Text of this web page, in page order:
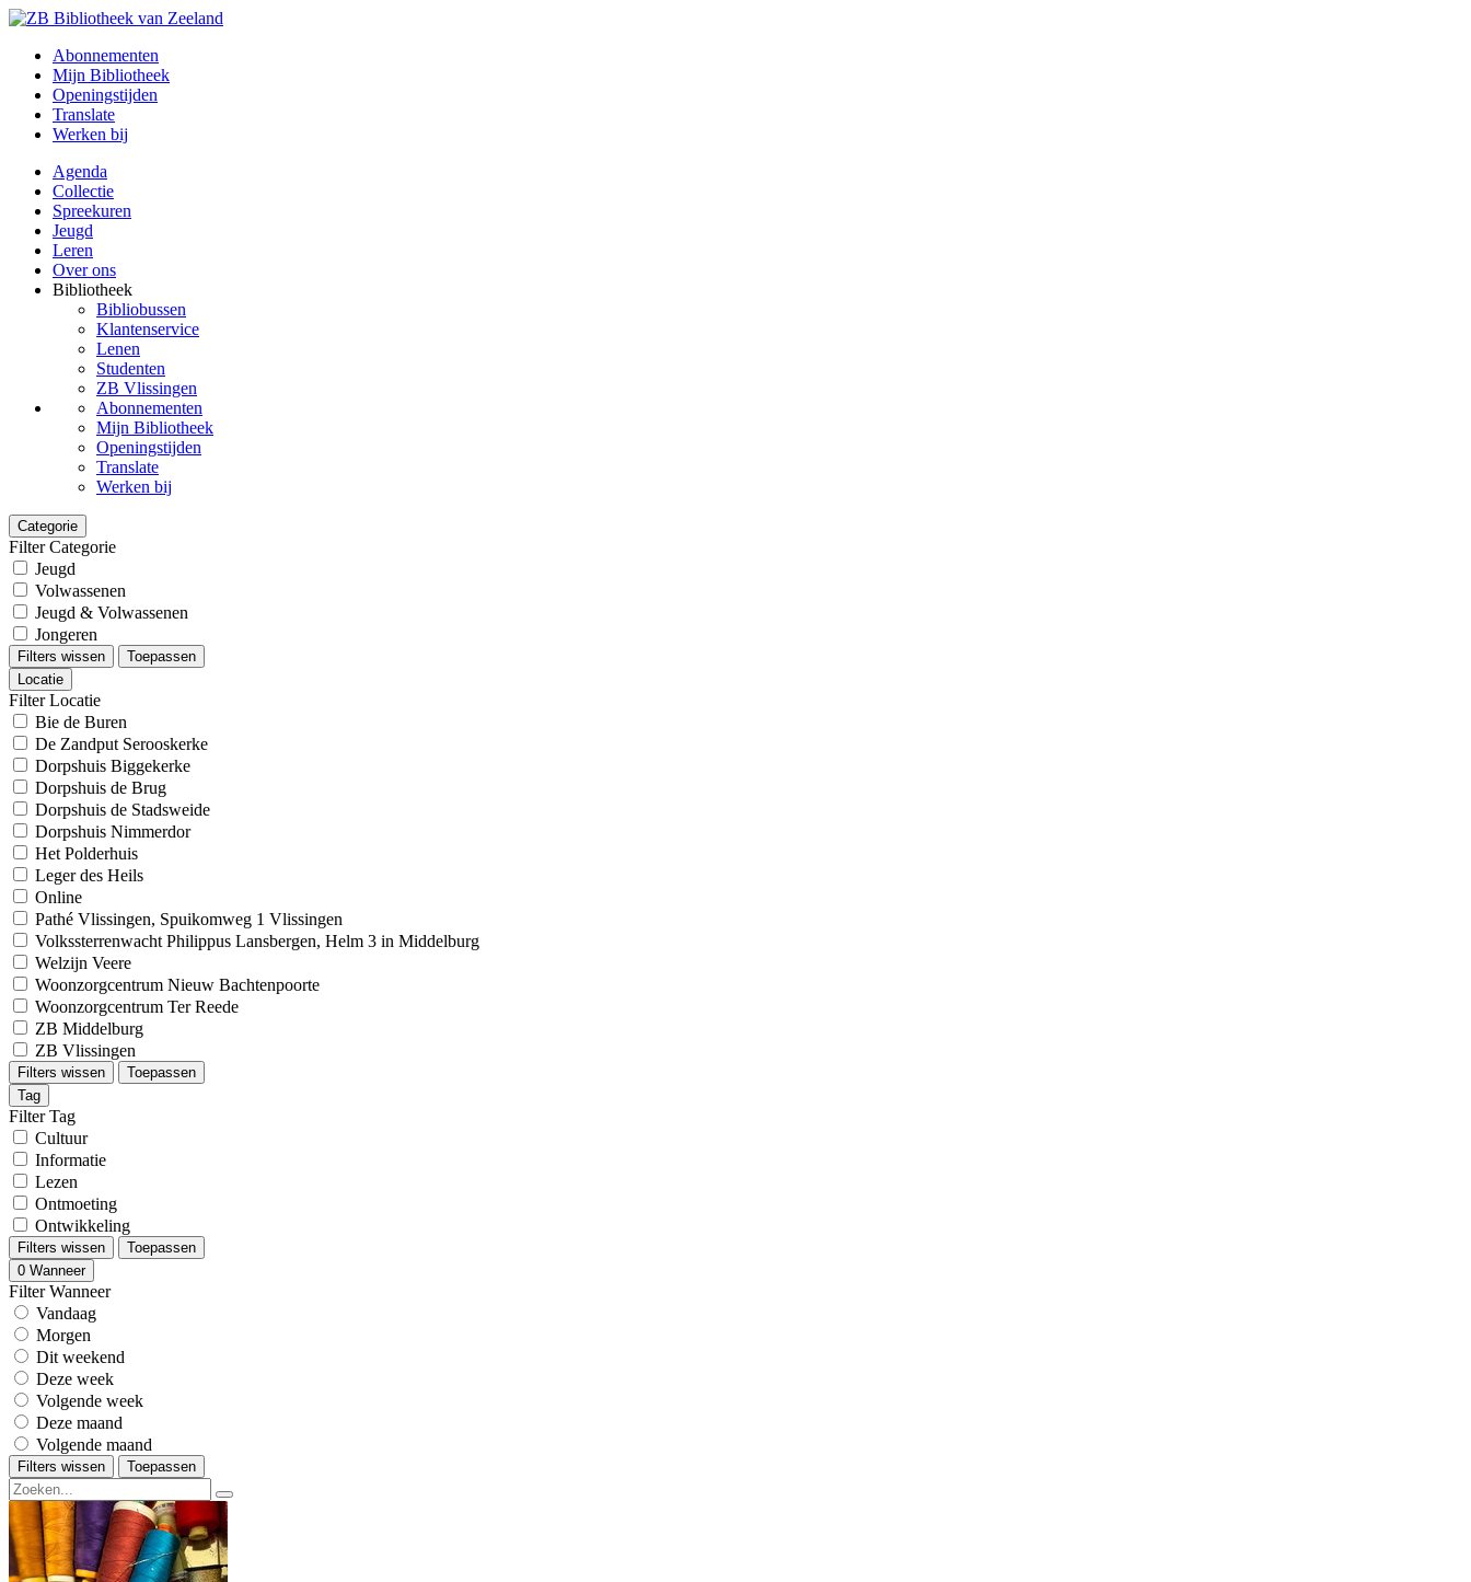
Abonnementen
Mijn Bibliotheek
Openingstijden
Translate
Werken bij
Agenda
Collectie
Spreekuren
Jeugd
Leren
Over ons
Bibliotheek
Bibliobussen
Klantenservice
Lenen
Studenten
ZB Vlissingen
Abonnementen
Mijn Bibliotheek
Openingstijden
Translate
Werken bij
Categorie
Filter Categorie
Jeugd
Volwassenen
Jeugd & Volwassenen
Jongeren
Filters wissen
Toepassen
Locatie
Filter Locatie
Bie de Buren
De Zandput Serooskerke
Dorpshuis Biggekerke
Dorpshuis de Brug
Dorpshuis de Stadsweide
Dorpshuis Nimmerdor
Het Polderhuis
Leger des Heils
Online
Pathé Vlissingen, Spuikomweg 1 Vlissingen
Volkssterrenwacht Philippus Lansbergen, Helm 3 in Middelburg
Welzijn Veere
Woonzorgcentrum Nieuw Bachtenpoorte
Woonzorgcentrum Ter Reede
ZB Middelburg
ZB Vlissingen
Filters wissen
Toepassen
Tag
Filter Tag
Cultuur
Informatie
Lezen
Ontmoeting
Ontwikkeling
Filters wissen
Toepassen
0 Wanneer
Filter Wanneer
Vandaag
Morgen
Dit weekend
Deze week
Volgende week
Deze maand
Volgende maand
Filters wissen Toepassen